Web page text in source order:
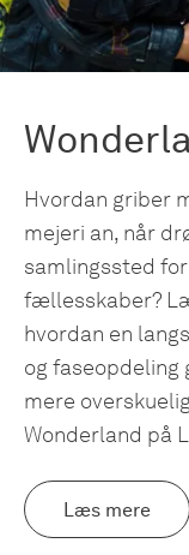
Hvordan griber
mejeri an, når
samlingssted
fællesskaber?
hvordan en
og faseopdeling
mere
Wonderland på
Læs mere